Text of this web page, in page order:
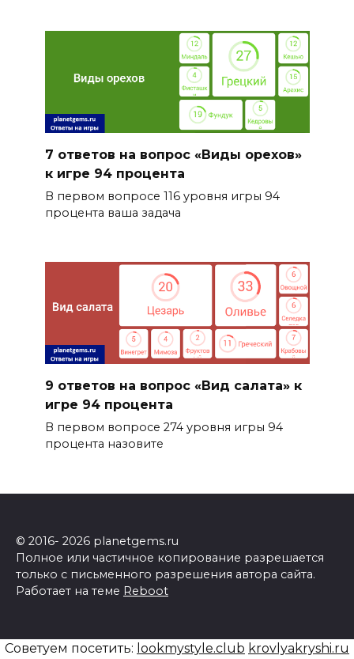
7 ответов на вопрос «Виды орехов»
к игре 94 процента
В первом вопросе 116 уровня игры 94
процента ваша задача
9 ответов на вопрос «Вид салата» к
игре 94 процента
В первом вопросе 274 уровня игры 94
процента назовите
© 2016- 2026 planetgems.ru
Полное или частичное копирование разрешается
только с письменного разрешения автора сайта.
Работает на теме Reboot
Советуем посетить: lookmystyle.club krovlyakryshi.ru